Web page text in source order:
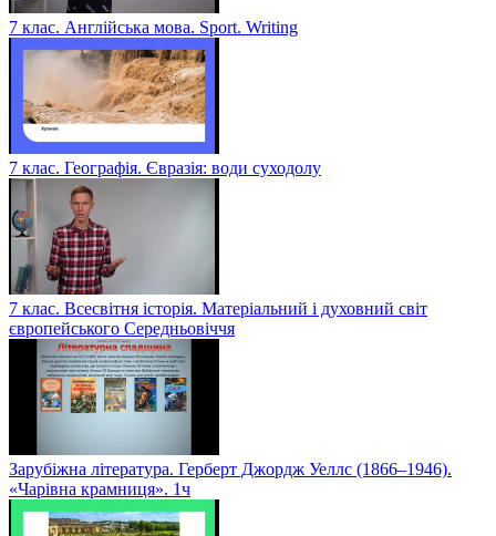
7 клас. Англійська мова. Sport. Writing
7 клас. Географія. Євразія: води суходолу
7 клас. Всесвітня історія. Матеріальний і духовний світ
європейського Середньовіччя
Зарубіжна література. Герберт Джордж Уеллс (1866–1946).
«Чарівна крамниця». 1ч